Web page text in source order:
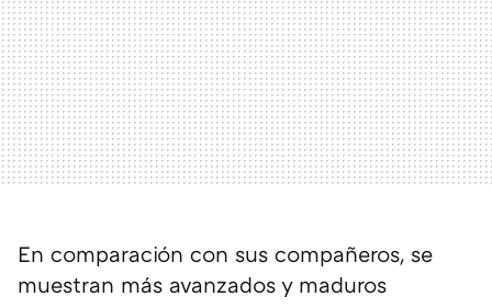
En comparación con sus compañeros, se
muestran más avanzados y maduros